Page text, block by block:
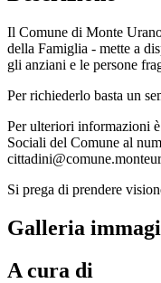
Il Comune di Monte
della Famiglia - mette a
gli anziani e le persone
Per richiederlo basta un
Per ulteriori informazioni
Sociali del Comune al
Si prega di prendere
Galleria
A cura di